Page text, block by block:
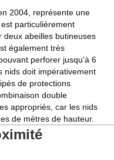
2004, représente une
particulièrement
deux abeilles butineuses
également très
perforer jusqu'à 6
nids doit impérativement
de protections
double
appropriés, car les nids
de mètres de hauteur.